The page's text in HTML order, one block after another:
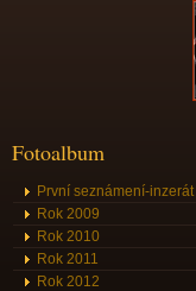
Fotoalbum
První seznámení-inzerát
Rok 2009
Rok 2010
Rok 2011
Rok 2012